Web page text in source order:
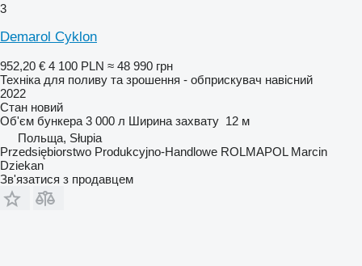
3
Demarol Cyklon
952,20 € 4 100 PLN ≈ 48 990 грн
Техніка для поливу та зрошення - обприскувач навісний
2022
Стан новий
Об'єм бункера 3 000 л Ширина захвату 12 м
Польща, Słupia
Przedsiębiorstwo Produkcyjno-Handlowe ROLMAPOL Marcin
Dziekan
Зв'язатися з продавцем